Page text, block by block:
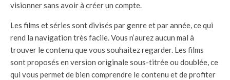
visionner sans avoir à créer un compte.
Les films et séries sont divisés par genre et par année, ce qui
rend la navigation très facile. Vous n’aurez aucun mal à
trouver le contenu que vous souhaitez regarder. Les films
sont proposés en version originale sous-titrée ou doublée, ce
qui vous permet de bien comprendre le contenu et de profiter